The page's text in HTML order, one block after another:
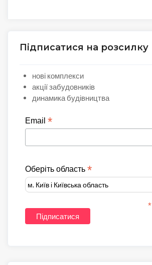
Підписатися на розсилку
нові комплекси
акції забудовників
динамика будівництва
Email *
Оберіть область *
*